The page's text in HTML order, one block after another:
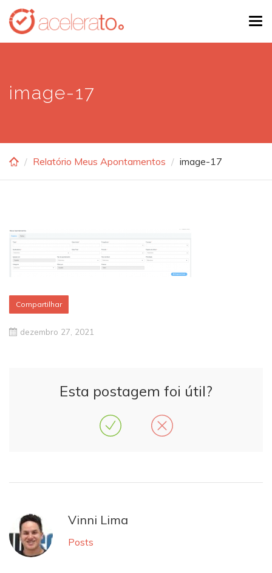
Skip
main
image-17
Relatório Meus Apontamentos image-17
Compartilhar
dezembro 27, 2021
Esta postagem foi útil?
Vinni Lima
Posts